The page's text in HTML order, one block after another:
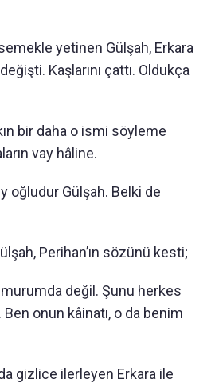
yetinen Gülşah, Erkara
Kaşlarını çattı. Oldukça
bir daha o ismi söyleme
vay hâline.
oğludur Gülşah. Belki de
Perihan’ın sözünü kesti;
değil. Şunu herkes
Ben onun kâinatı, o da benim
gizlice ilerleyen Erkara ile